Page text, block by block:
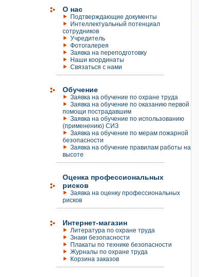
О нас
Подтверждающие документы
Интеллектуальный потенциал
сотрудников
Учредитель
Фотогалерея
Заявка на переподготовку
Наши координаты
Связаться с нами
Обучение
Заявка на обучение по охране труда
Заявка на обучение по оказанию первой
помощи пострадавшим
Заявка на обучение по использованию
(применению) СИЗ
Заявка на обучение по мерам пожарной
безопасности
Заявка на обучение правилам работы на
высоте
Оценка профессиональных
рисков
Заявка на оценку профессиональных
рисков
Интернет-магазин
Литература по охране труда
Знаки безопасности
Плакаты по технике безопасности
Журналы по охране труда
Корзина заказов